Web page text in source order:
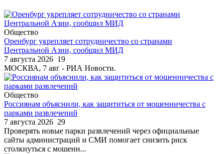
Общество
Оренбург укрепляет сотрудничество со странами
Центральной Азии, сообщил МИД
7 августа 2026 19
МОСКВА, 7 авг - РИА Новости.
Общество
Россиянам объяснили, как защититься от мошенничества с
парками развлечений
7 августа 2026 29
Проверять новые парки развлечений через официальные
сайты администраций и СМИ помогает снизить риск
столкнуться с мошенн...